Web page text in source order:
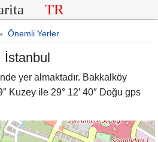
TR
Önemli Yerler
İstanbul
yer almaktadır. Bakkalköy
Kuzey ile 29° 12′ 40″ Doğu gps